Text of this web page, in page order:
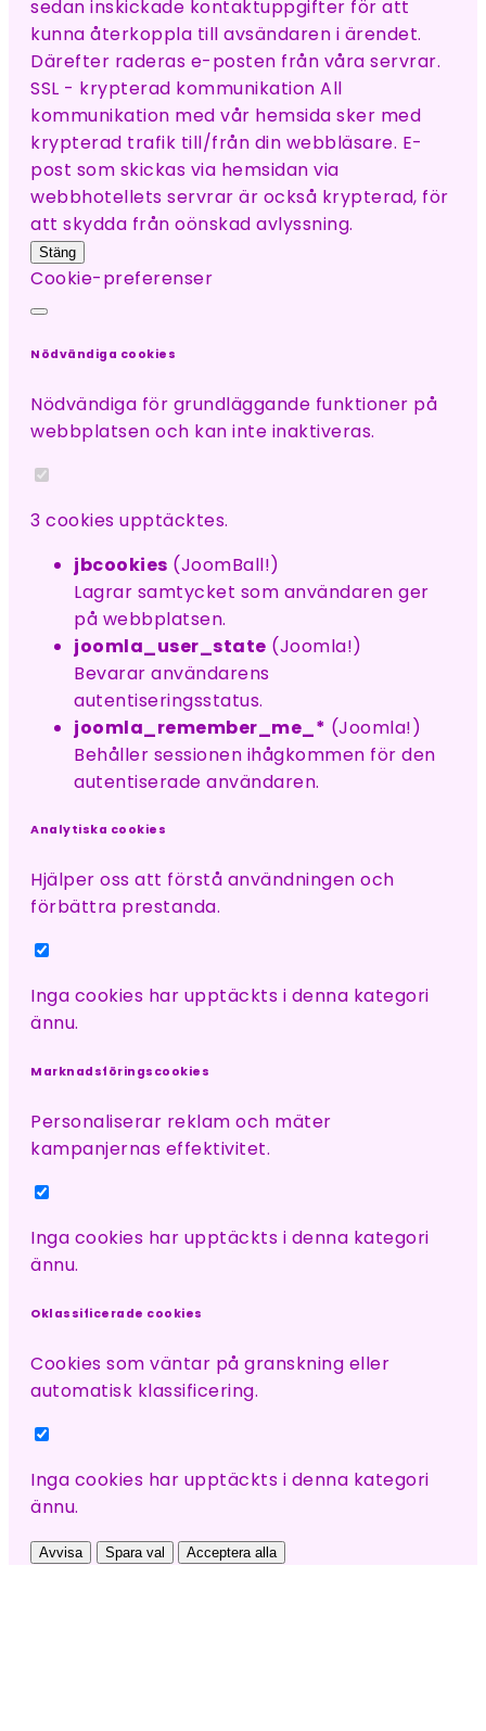
sedan inskickade kontaktuppgifter för att
kunna återkoppla till avsändaren i ärendet.
Därefter raderas e-posten från våra servrar.
SSL - krypterad kommunikation All
kommunikation med vår hemsida sker med
krypterad trafik till/från din webbläsare. E-
post som skickas via hemsidan via
webbhotellets servrar är också krypterad, för
att skydda från oönskad avlyssning.
Stäng
Cookie-preferenser
Nödvändiga cookies
Nödvändiga för grundläggande funktioner på
webbplatsen och kan inte inaktiveras.
3 cookies upptäcktes.
jbcookies (JoomBall!)
Lagrar samtycket som användaren ger
på webbplatsen.
joomla_user_state (Joomla!)
Bevarar användarens
autentiseringsstatus.
joomla_remember_me_* (Joomla!)
Behåller sessionen ihågkommen för den
autentiserade användaren.
Analytiska cookies
Hjälper oss att förstå användningen och
förbättra prestanda.
Inga cookies har upptäckts i denna kategori
ännu.
Marknadsföringscookies
Personaliserar reklam och mäter
kampanjernas effektivitet.
Inga cookies har upptäckts i denna kategori
ännu.
Oklassificerade cookies
Cookies som väntar på granskning eller
automatisk klassificering.
Inga cookies har upptäckts i denna kategori
ännu.
Avvisa Spara val Acceptera alla